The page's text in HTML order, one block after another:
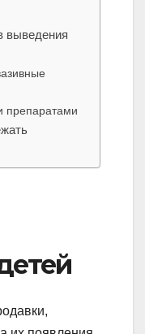
выведения
препаратами